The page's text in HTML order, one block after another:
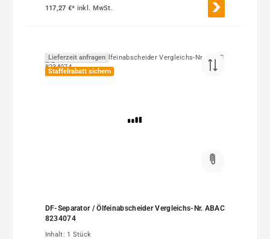
117,27 €* inkl. MwSt.
Lieferzeit anfragen
Staffelrabatt sichern
DF-Separator / Ölfeinabscheider Vergleichs-Nr. ABAC
8234074
Inhalt: 1 Stück